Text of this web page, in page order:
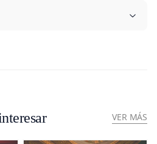
VER MÁS